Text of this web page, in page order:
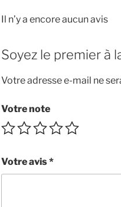
Il n’y a encore aucun avis
Soyez le premier à
Votre adresse e-mail ne
Votre note
Votre avis*